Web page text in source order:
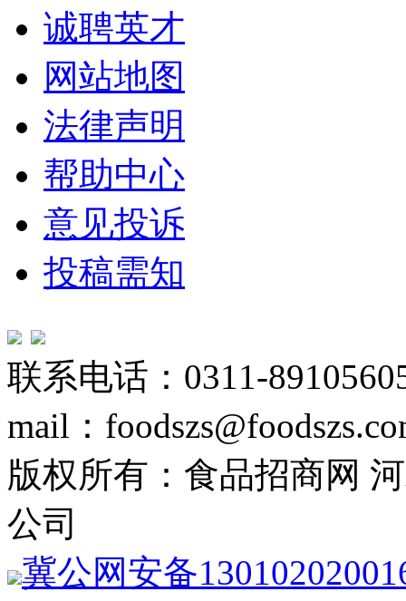
诚聘英才
网站地图
法律声明
帮助中心
意见投诉
投稿需知
联系电话：0311-
mail：
版权所有：食品招商网
公司
冀公网安备